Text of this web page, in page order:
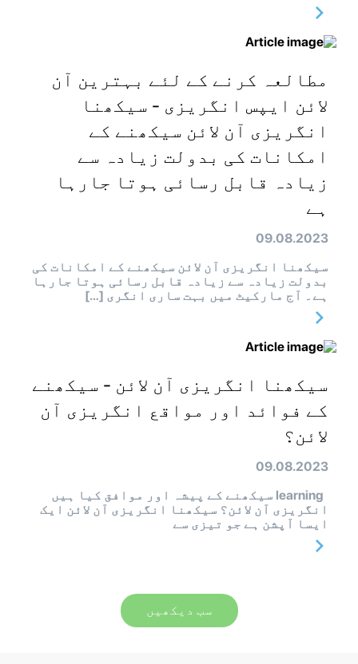
مطالعہ کرنے کے لئے بہترین آن
لائن ایپس انگریزی - سیکھنا
انگریزی آن لائن سیکھنے کے
امکانات کی بدولت زیادہ سے
زیادہ قابل رسائی ہوتا جارہا
ہے
09.08.2023
سیکھنا انگریزی آن لائن سیکھنے کے امکانات کی
بدولت زیادہ سے زیادہ قابل رسائی ہوتا جارہا
ہے۔ آج مارکیٹ میں بہت ساری انگری […]
سیکھنا انگریزی آن لائن - سیکھنے
کے فوائد اور مواقع انگریزی آن
لائن؟
09.08.2023
learning سیکھنے کے پیشہ اور موافق کیا ہیں
انگریزی آن لائن؟ سیکھنا انگریزی آن لائن ایک
ایسا آپشن ہے جو تیزی سے
سب دیکھیں